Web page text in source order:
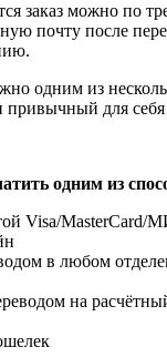
заказ можно по
почту после
одним из
для
одним из
Visa/MasterCard/
в любом
на